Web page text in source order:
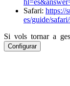
Safari: https://
es/guide/
Si vols tornar a
Configurar